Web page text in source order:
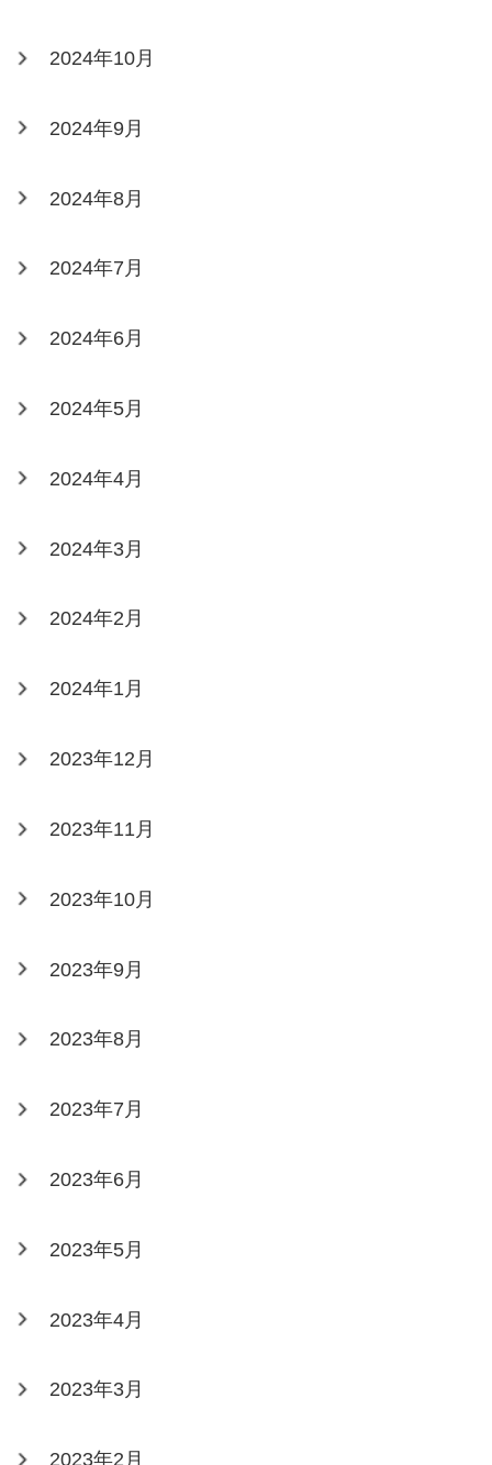
2024年10月
2024年9月
2024年8月
2024年7月
2024年6月
2024年5月
2024年4月
2024年3月
2024年2月
2024年1月
2023年12月
2023年11月
2023年10月
2023年9月
2023年8月
2023年7月
2023年6月
2023年5月
2023年4月
2023年3月
2023年2月